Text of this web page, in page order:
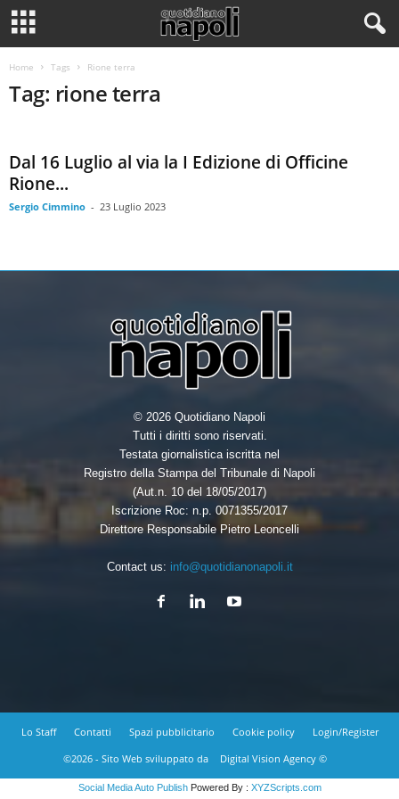
Home Tags Rione terra
Tag: rione terra
Dal 16 Luglio al via la I Edizione di Officine
Rione...
Sergio Cimmino - 23 Luglio 2023
© 2026 Quotidiano Napoli
Tutti i diritti sono riservati.
Testata giornalistica iscritta nel
Registro della Stampa del Tribunale di Napoli
(Aut.n. 10 del 18/05/2017)
Iscrizione Roc: n.p. 0071355/2017
Direttore Responsabile Pietro Leoncelli
Contact us: info@quotidianonapoli.it
Lo Staff Contatti Spazi pubblicitario Cookie policy
Login/Register
©2026 - Sito Web sviluppato da
Digital Vision Agency ©
Social Media Auto PublishPowered By : XYZScripts.com